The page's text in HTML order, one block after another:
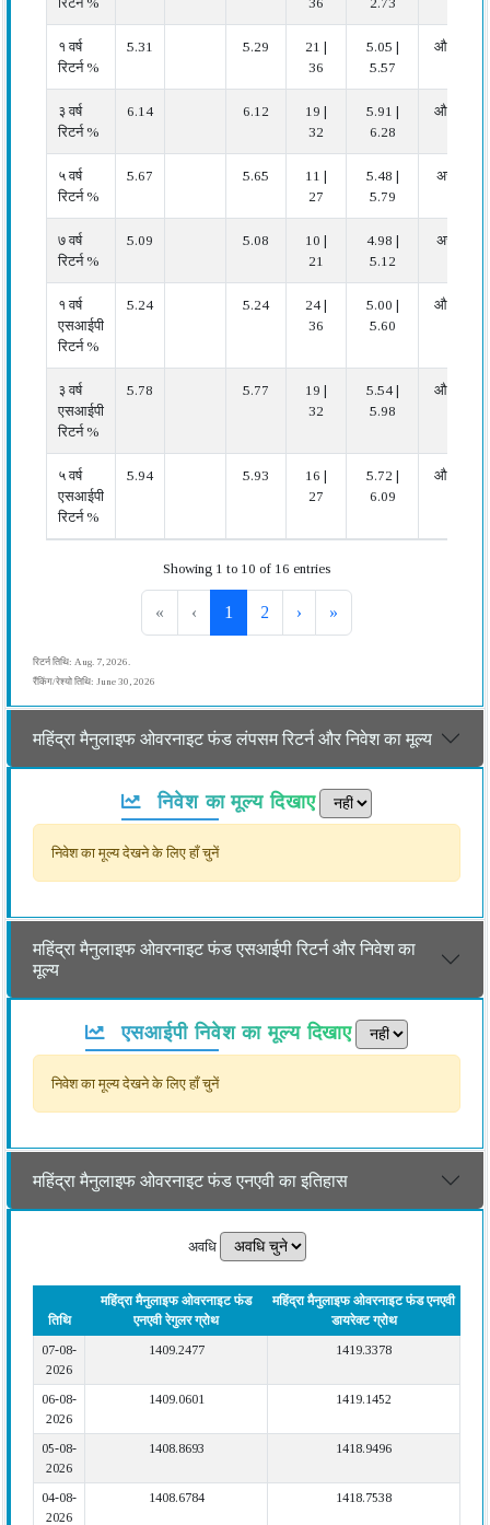
१ वर्ष
रिटर्न %
5.31 5.29
21 |
36
5.05 |
5.57
औसत
३ वर्ष
रिटर्न %
6.14 6.12
19 |
32
5.91 |
6.28
औसत
५ वर्ष
रिटर्न %
5.67 5.65
11 |
27
5.48 |
5.79
अच्छा
७ वर्ष
रिटर्न %
5.09 5.08
10 |
21
4.98 |
5.12
अच्छा
१ वर्ष
एसआईपी
रिटर्न %
5.24 5.24
24 |
36
5.00 |
5.60
औसत
३ वर्ष
एसआईपी
रिटर्न %
5.78 5.77
19 |
32
5.54 |
5.98
औसत
५ वर्ष
एसआईपी
रिटर्न %
5.94 5.93
16 |
27
5.72 |
6.09
औसत
Showing 1 to 10 of 16 entries
« ‹ 1 2 › »
रिटर्न तिथि: Aug. 7, 2026.
रैंकिंग/रेश्यो तिथि: June 30, 2026
महिंद्रा मैनुलाइफ ओवरनाइट फंड लंपसम रिटर्न और निवेश का मूल्य
निवेश का मूल्य दिखाए
निवेश का मूल्य देखने के लिए हाँ चुनें
महिंद्रा मैनुलाइफ ओवरनाइट फंड एसआईपी रिटर्न और निवेश का
मूल्य
एसआईपी निवेश का मूल्य दिखाए
निवेश का मूल्य देखने के लिए हाँ चुनें
महिंद्रा मैनुलाइफ ओवरनाइट फंड एनएवी का इतिहास
अवधि
तिथि
महिंद्रा मैनुलाइफ ओवरनाइट फंड
एनएवी रेगुलर ग्रोथ
महिंद्रा मैनुलाइफ ओवरनाइट फंड एनएवी
डायरेक्ट ग्रोथ
07-08-
2026
1409.2477 1419.3378
06-08-
2026
1409.0601 1419.1452
05-08-
2026
1408.8693 1418.9496
04-08-
2026
1408.6784 1418.7538